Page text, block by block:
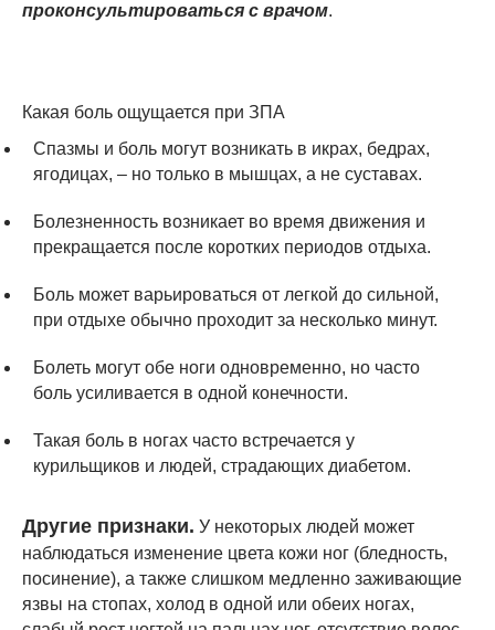
проконсультироваться с врачом.
Какая боль ощущается при ЗПА
Cпазмы и боль могут возникать в икрах, бедрах,
ягодицах, – но только в мышцах, а не суставах.
Болезненность возникает во время движения и
прекращается после коротких периодов отдыха.
Боль может варьироваться от легкой до сильной,
при отдыхе обычно проходит за несколько минут.
Болеть могут обе ноги одновременно, но часто
боль усиливается в одной конечности.
Такая боль в ногах часто встречается у
курильщиков и людей, страдающих диабетом.
Другие признаки. У некоторых людей может
наблюдаться изменение цвета кожи ног (бледность,
посинение), а также слишком медленно заживающие
язвы на стопах, холод в одной или обеих ногах,